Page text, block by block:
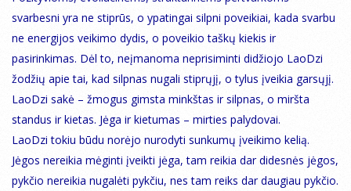
svarbesni yra ne stiprūs, o ypatingai silpni poveikiai, kada svarbu
ne energijos veikimo dydis, o poveikio taškų kiekis ir
pasirinkimas. Dėl to, neįmanoma neprisiminti didžiojo LaoDzi
žodžių apie tai, kad silpnas nugali stiprųjį, o tylus įveikia garsųjį.
LaoDzi sakė – žmogus gimsta minkštas ir silpnas, o miršta
standus ir kietas. Jėga ir kietumas – mirties palydovai.
LaoDzi tokiu būdu norėjo nurodyti sunkumų įveikimo kelią.
Jėgos nereikia mėginti įveikti jėga, tam reikia dar didesnės jėgos,
pykčio nereikia nugalėti pykčiu, nes tam reiks dar daugiau pykčio.